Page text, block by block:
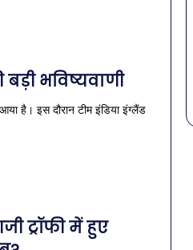
भविष्यवाणी
है। इस दौरान टीम इंडिया इंग्लैंड
ट्रॉफी में हुए